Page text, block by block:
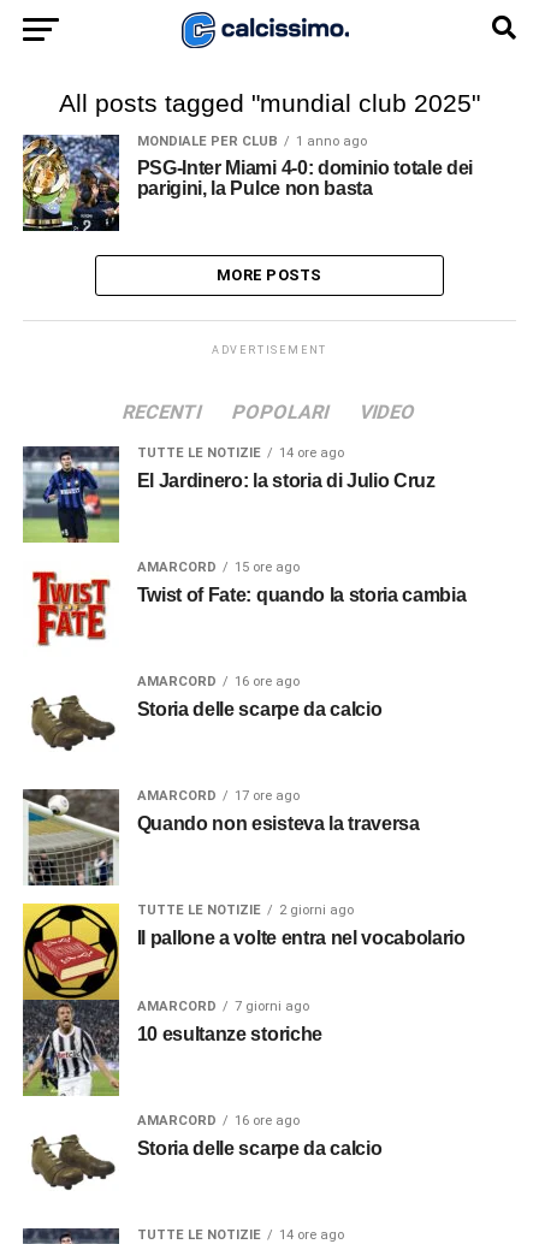
All posts tagged "mundial club 2025"
MONDIALE PER CLUB 1 anno ago
PSG-Inter Miami 4-0: dominio totale dei
parigini, la Pulce non basta
MORE POSTS
ADVERTISEMENT
RECENTI POPOLARI VIDEO
TUTTE LE NOTIZIE 14 ore ago
El Jardinero: la storia di Julio Cruz
AMARCORD 15 ore ago
Twist of Fate: quando la storia cambia
AMARCORD 16 ore ago
Storia delle scarpe da calcio
AMARCORD 17 ore ago
Quando non esisteva la traversa
TUTTE LE NOTIZIE 2 giorni ago
Il pallone a volte entra nel vocabolario
AMARCORD 7 giorni ago
10 esultanze storiche
AMARCORD 16 ore ago
Storia delle scarpe da calcio
TUTTE LE NOTIZIE 14 ore ago